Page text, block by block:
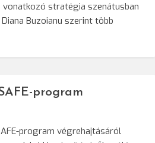
stratégia szenátusban
Buzoianu szerint több
program
program végrehajtásáról